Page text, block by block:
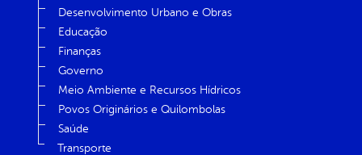
Desenvolvimento Urbano e Obras
Educação
Finanças
Governo
Meio Ambiente e Recursos Hídricos
Povos Originários e Quilombolas
Saúde
Transporte